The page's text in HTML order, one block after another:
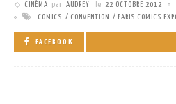
CINÉMA par AUDREY le 22 OCTOBRE 2012
COMICS
CONVENTION PARIS COMICS
FACEBOOK